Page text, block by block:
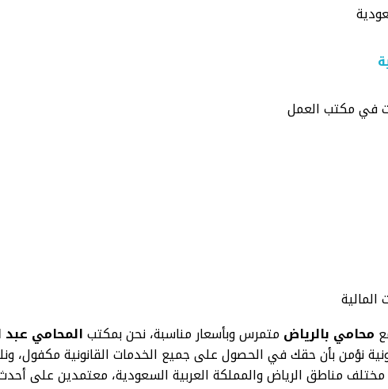
في مكتب العمل
محامي بالرياض متمرس وبأسعار مناسبة، نحن بمكتبالمحامي
نؤمن بأن حقك في الحصول على جميع الخدمات القانونية مكفول،
مناطق الرياض والمملكة العربية السعودية، معتمدين على أحدث